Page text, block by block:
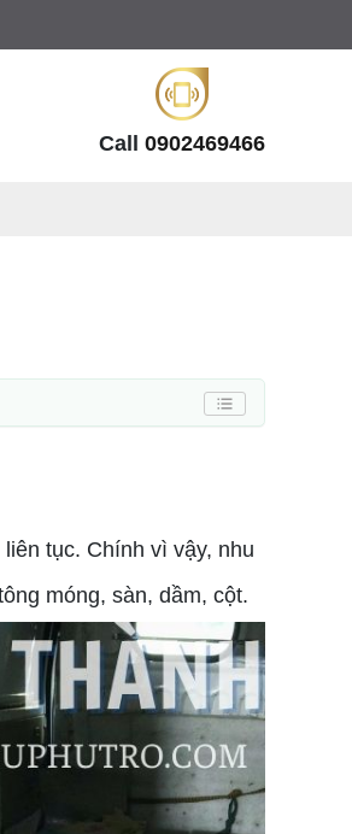
Call 0902469466
tục. Chính vì vậy, nhu
móng, sàn, dầm, cột.